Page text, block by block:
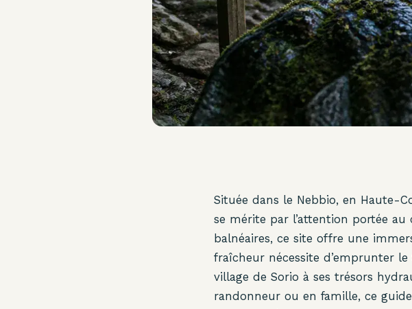
Située dans le Nebbio, en Haute-
se mérite par l’attention portée
balnéaires, ce site offre une
fraîcheur nécessite d’emprunter le
village de Sorio à ses trésors
randonneur ou en famille, ce